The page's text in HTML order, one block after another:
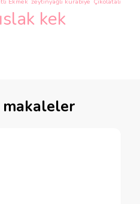
ıslak kek